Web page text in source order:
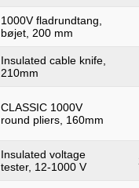
1000V fladrundtang,
bøjet, 200 mm
Insulated cable knife,
210mm
CLASSIC 1000V
round pliers, 160mm
Insulated voltage
tester, 12-1000 V